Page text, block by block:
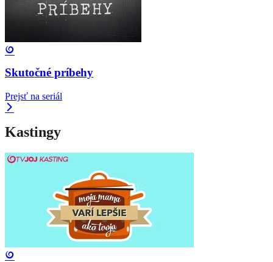
Skutočné príbehy
Prejsť na seriál
Kastingy